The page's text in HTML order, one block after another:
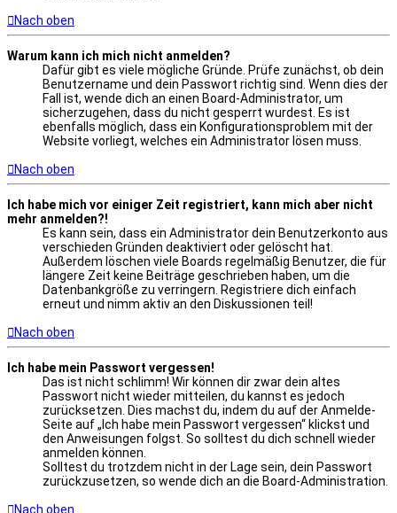
Nach oben
Warum kann ich mich nicht anmelden?
Dafür gibt es viele mögliche Gründe. Prüfe zunächst, ob dein
Benutzername und dein Passwort richtig sind. Wenn dies der
Fall ist, wende dich an einen Board-Administrator, um
sicherzugehen, dass du nicht gesperrt wurdest. Es ist
ebenfalls möglich, dass ein Konfigurationsproblem mit der
Website vorliegt, welches ein Administrator lösen muss.
Nach oben
Ich habe mich vor einiger Zeit registriert, kann mich aber nicht
mehr anmelden?!
Es kann sein, dass ein Administrator dein Benutzerkonto aus
verschieden Gründen deaktiviert oder gelöscht hat.
Außerdem löschen viele Boards regelmäßig Benutzer, die für
längere Zeit keine Beiträge geschrieben haben, um die
Datenbankgröße zu verringern. Registriere dich einfach
erneut und nimm aktiv an den Diskussionen teil!
Nach oben
Ich habe mein Passwort vergessen!
Das ist nicht schlimm! Wir können dir zwar dein altes
Passwort nicht wieder mitteilen, du kannst es jedoch
zurücksetzen. Dies machst du, indem du auf der Anmelde-
Seite auf „Ich habe mein Passwort vergessen“ klickst und
den Anweisungen folgst. So solltest du dich schnell wieder
anmelden können.
Solltest du trotzdem nicht in der Lage sein, dein Passwort
zurückzusetzen, so wende dich an die Board-Administration.
Nach oben